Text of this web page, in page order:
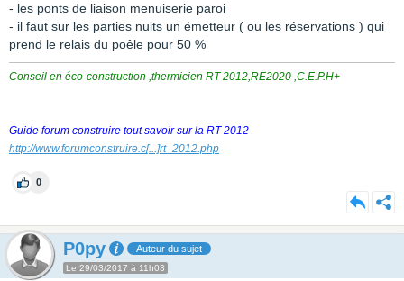
- les ponts de liaison menuiserie paroi
- il faut sur les parties nuits un émetteur ( ou les réservations ) qui
prend le relais du poêle pour 50 %
Conseil en éco-construction ,thermicien RT 2012,RE2020 ,C.E.P.H+
Guide forum construire tout savoir sur la RT 2012
http://www.forumconstruire.c[...]rt_2012.php
0
P0py Auteur du sujet
Le 29/03/2017 à 11h03